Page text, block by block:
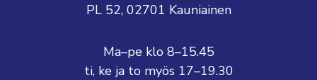
PL 52, 02701 Kauniainen
Ma–pe klo 8–15.45
ti, ke ja to myös 17–19.30